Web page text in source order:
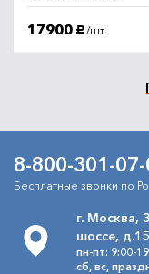
17900 руб. /шт.
8-800-301-
Бесплатные звонки по
г. Москва,
шоссе,
пн-пт: 9:00-
сб, вс,